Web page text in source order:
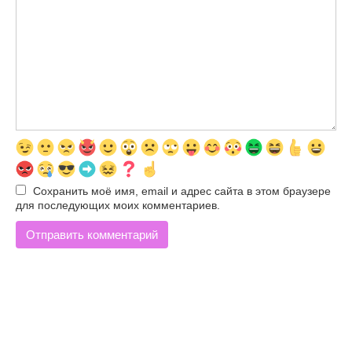
Сохранить моё имя, email и адрес сайта в этом браузере
для последующих моих комментариев.